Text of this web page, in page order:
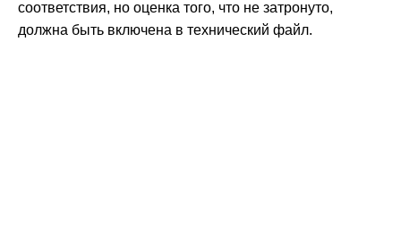
соответствия, но оценка того, что не затронуто,
должна быть включена в технический файл.